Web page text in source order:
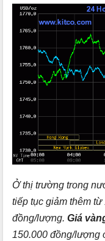
Ở thị trường trong
tiếp tục giảm thêm
đồng/lượng. Giá
150.000 đồng/lượng